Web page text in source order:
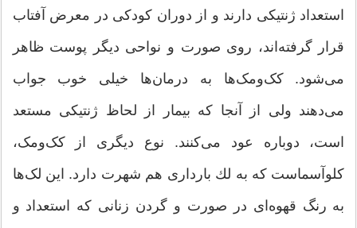
استعداد ژنتیكی دارند و از دوران كودكی در معرض آفتاب
قرار گرفته‌اند، روی صورت و نواحی دیگر پوست ظاهر
می‌شود. کک‌ومک‌ها به درمان‌ها خیلی خوب جواب
می‌دهند ولی از آنجا كه بیمار از لحاظ ژنتیكی مستعد
است، دوباره عود می‌کنند. نوع دیگری از کک‌ومک،
كلوآسماست كه به لك بارداری هم شهرت دارد. این لک‌ها
به رنگ قهوه‌ای در صورت و گردن زنانی كه استعداد و